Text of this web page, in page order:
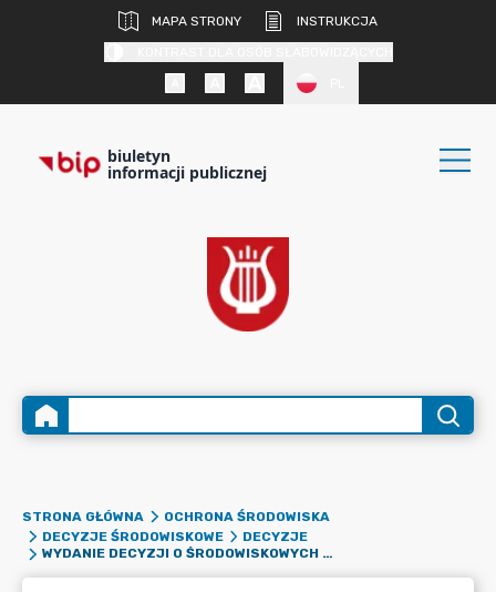
MAPA STRONY
INSTRUKCJA
biuletyn
informacji publicznej
STRONA GŁÓWNA
OCHRONA ŚRODOWISKA
DECYZJE ŚRODOWISKOWE
DECYZJE
WYDANIE DECYZJI O ŚRODOWISKOWYCH UWARUNKOWANIACH DLA PRZEDSIĘWZIĘCIA PN.: „BUDOWA BUDYNKÓW MIESZKALNYCH JEDNORODZINNYCH REALIZOWANYCH NA DZIAŁCE OZNACZONEJ NUMEREM EWIDENCYJNYM GRUNTU 314/18, OBRĘB KRZYCKO WIELKIE, GMINA WŁOSZAKOWICE”.